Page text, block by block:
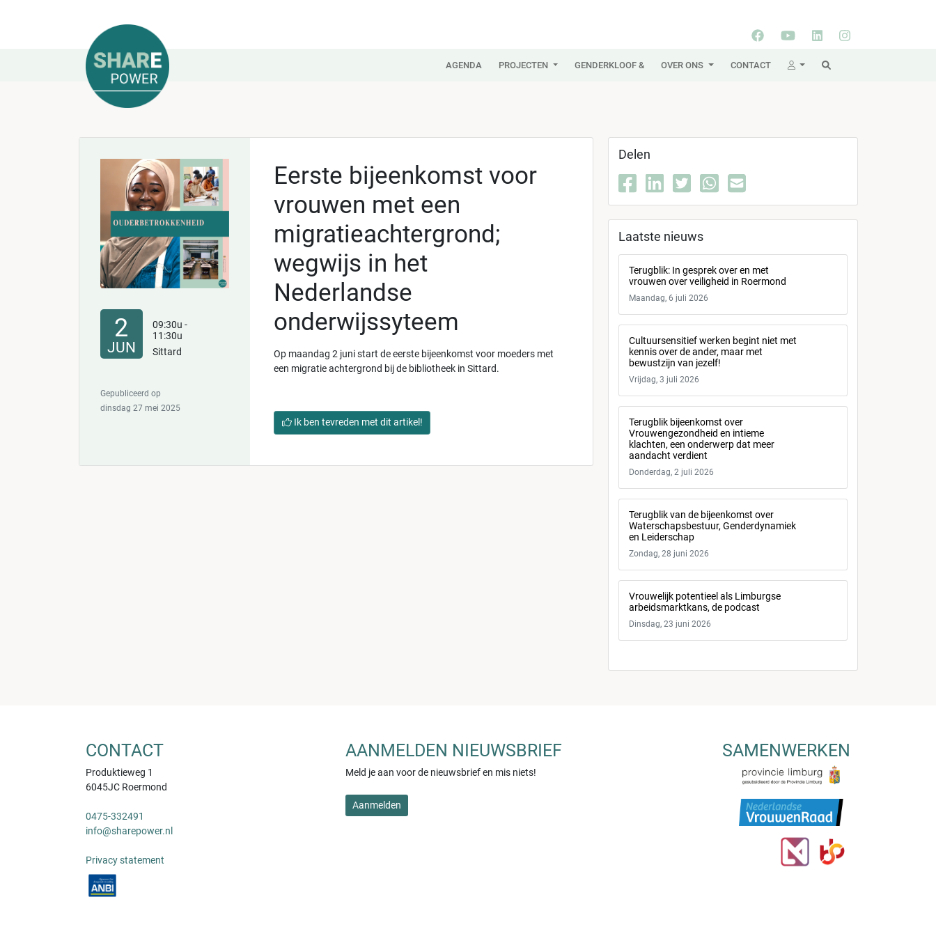
AGENDA PROJECTEN GENDERKLOOF & OVER ONS CONTACT
2
JUN
09:30u -
11:30u
Sittard
Gepubliceerd op
dinsdag 27 mei 2025
Eerste bijeenkomst voor
vrouwen met een
migratieachtergrond;
wegwijs in het
Nederlandse
onderwijssyteem
Op maandag 2 juni start de eerste bijeenkomst voor moeders met
een migratie achtergrond bij de bibliotheek in Sittard.
Ik ben tevreden met dit artikel!
Delen
Laatste nieuws
Terugblik: In gesprek over en met
vrouwen over veiligheid in Roermond
Maandag, 6 juli 2026
Cultuursensitief werken begint niet met
kennis over de ander, maar met
bewustzijn van jezelf!
Vrijdag, 3 juli 2026
Terugblik bijeenkomst over
Vrouwengezondheid en intieme
klachten, een onderwerp dat meer
aandacht verdient
Donderdag, 2 juli 2026
Terugblik van de bijeenkomst over
Waterschapsbestuur, Genderdynamiek
en Leiderschap
Zondag, 28 juni 2026
Vrouwelijk potentieel als Limburgse
arbeidsmarktkans, de podcast
Dinsdag, 23 juni 2026
CONTACT
Produktieweg 1
6045JC Roermond
0475-332491
info@sharepower.nl
Privacy statement
AANMELDEN NIEUWSBRIEF
Meld je aan voor de nieuwsbrief en mis niets!
Aanmelden
SAMENWERKEN